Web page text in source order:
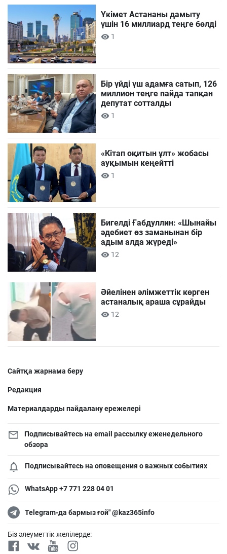
Үкімет Астананы дамыту
үшін 16 миллиард теңге бөлді
1
Бір үйді үш адамға сатып, 126
миллион теңге пайда тапқан
депутат сотталды
1
«Кітап оқитын ұлт» жобасы
ауқымын кеңейтті
1
Бигелді Ғабдуллин: «Шынайы
әдебиет өз заманынан бір
адым алда жүреді»
12
Әйелінен әлімжеттік көрген
астаналық араша сұрайды
12
Сайтқа жарнама беру
Редакция
Материалдарды пайдалану ережелері
Подписывайтесь на email рассылку еженедельного
обзора
Подписывайтесь на оповещения о важных событиях
WhatsApp +7 771 228 04 01
Telegram-да бармыз ғой" @kaz365info
Біз әлеуметтік желілерде: